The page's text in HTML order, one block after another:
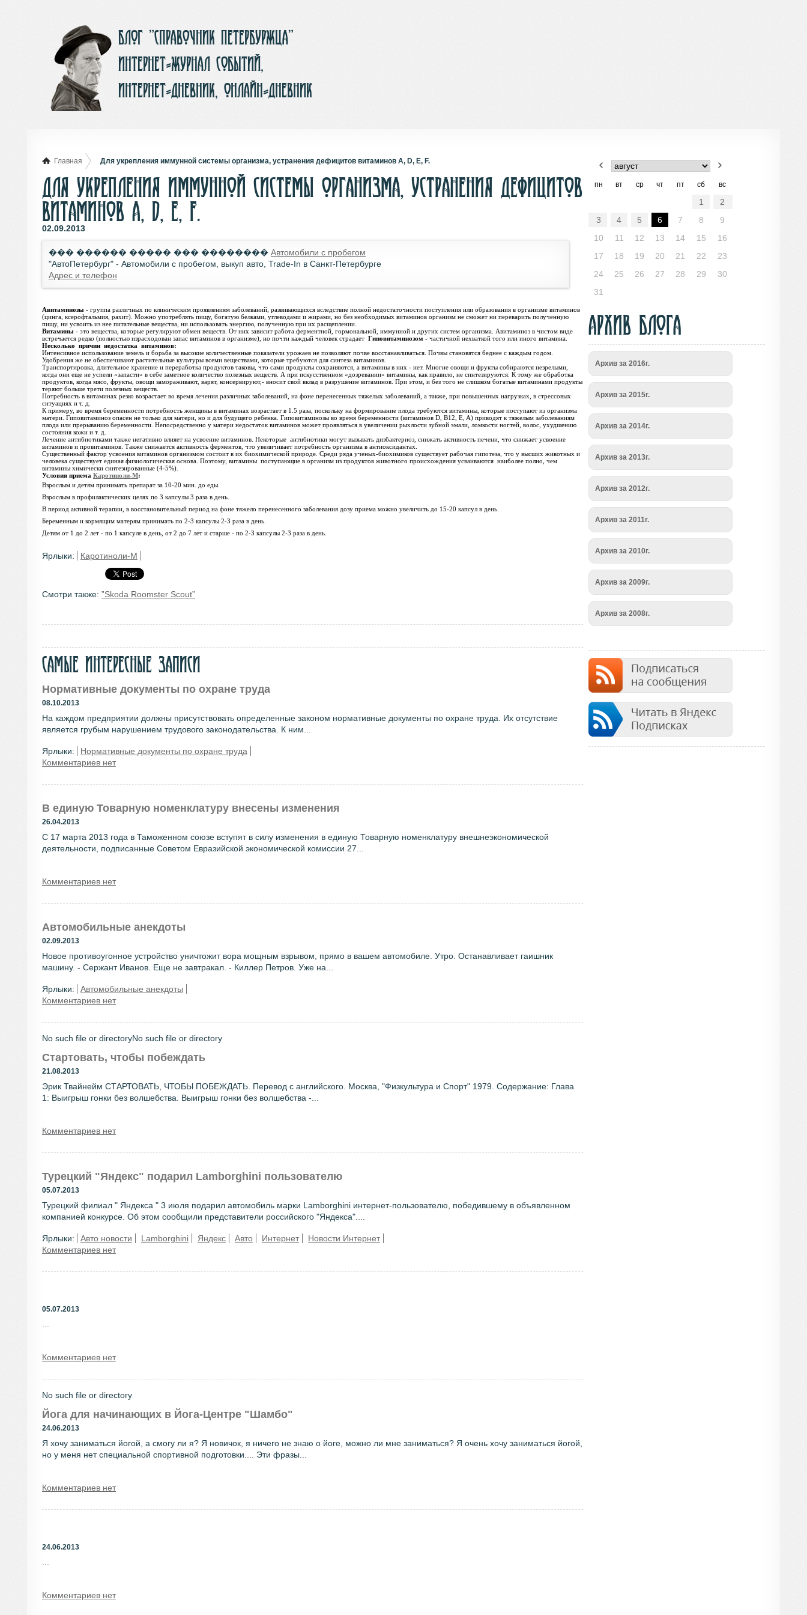
Блог ”Справочник Петербуржца”
интернет-журнал событий,
интернет-дневник, онлайн-дневник
Главная Для укрепления иммунной системы организма, устранения дефицитов витаминов A, D, E, F.
Для укрепления иммунной системы организма, устранения дефицитов
витаминов A, D, E, F.
02.09.2013
��� ������ ����� ��� �������� Автомобили с пробегом
"АвтоПетербург" - Автомобили с пробегом, выкуп авто, Trade-In в Санкт-Петербурге
Адрес и телефон
Авитаминозы - группа различных по клиническим проявлениям заболеваний, развивающихся вследствие полной недостаточности поступления или образования в организме витаминов
(цинга, ксерофтальмия, рахит). Можно употреблять пищу, богатую белками, углеводами и жирами, но без необходимых витаминов организм не сможет ни переварить полученную
пищу, ни усвоить из нее питательные вещества, ни использовать энергию, полученную при их расщеплении.
Витамины - это вещества, которые регулируют обмен веществ. От них зависит работа ферментной, гормональной, иммунной и других систем организма. Авитаминоз в чистом виде
встречается редко (полностью израсходован запас витаминов в организме), но почти каждый человек страдает Гиповитаминозом - частичной нехваткой того или иного витамина.
Несколько причин недостатка витаминов:
Интенсивное использование земель и борьба за высокие количественные показатели урожаев не позволяют почве восстанавливаться. Почвы становятся беднее с каждым годом.
Удобрения же не обеспечивают растительные культуры всеми веществами, которые требуются для синтеза витаминов.
Транспортировка, длительное хранение и переработка продуктов таковы, что сами продукты сохраняются, а витамины в них - нет. Многие овощи и фрукты собираются незрелыми,
когда они еще не успели «запасти» в себе заметное количество полезных веществ. А при искусственном «дозревании» витамины, как правило, не синтезируются. К тому же обработка
продуктов, когда мясо, фрукты, овощи замораживают, варят, консервируют,- вносит свой вклад в разрушение витаминов. При этом, и без того не слишком богатые витаминами продукты
теряют больше трети полезных веществ.
Потребность в витаминах резко возрастает во время лечения различных заболеваний, на фоне перенесенных тяжелых заболеваний, а также, при повышенных нагрузках, в стрессовых
ситуациях и т. д.
К примеру, во время беременности потребность женщины в витаминах возрастает в 1.5 раза, поскольку на формирование плода требуются витамины, которые поступают из организма
матери. Гиповитаминоз опасен не только для матери, но и для будущего ребенка. Гиповитаминозы во время беременности (витаминов D, B12, E, A) приводят к тяжелым заболеваниям
плода или прерыванию беременности. Непосредственно у матери недостаток витаминов может проявляться в увеличении рыхлости зубной эмали, ломкости ногтей, волос, ухудшению
состояния кожи и т. д.
Лечение антибиотиками также негативно влияет на усвоение витаминов. Некоторые антибиотики могут вызывать дизбактериоз, снижать активность печени, что снижает усвоение
витаминов и провитаминов. Также снижается активность ферментов, что увеличивает потребность организма в антиоксидантах.
Существенный фактор усвоения витаминов организмом состоит в их биохимической природе. Среди ряда ученых-биохимиков существует рабочая гипотеза, что у высших животных и
человека существует единая физиологическая основа. Поэтому, витамины поступающие в организм из продуктов животного происхождения усваиваются наиболее полно, чем
витамины химически синтезированные (4-5%).
Условия приема Каротиноли-М:
Взрослым и детям принимать препарат за 10-20 мин. до еды.
Взрослым в профилактических целях по 3 капсулы 3 раза в день.
В период активной терапии, в восстановительный период на фоне тяжело перенесенного заболевания дозу приема можно увеличить до 15-20 капсул в день.
Беременным и кормящим матерям принимать по 2-3 капсулы 2-3 раза в день.
Детям от 1 до 2 лет - по 1 капсуле в день, от 2 до 7 лет и старше - по 2-3 капсулы 2-3 раза в день.
Ярлыки: Каротиноли-М
Смотри также: ”Skoda Roomster Scout”
Самые интересные записи
Нормативные документы по охране труда
08.10.2013
На каждом предприятии должны присутствовать определенные законом нормативные документы по охране труда. Их отсутствие
является грубым нарушением трудового законодательства. К ним...
Ярлыки:
Нормативные документы по охране труда
Комментариев нет
В единую Товарную номенклатуру внесены изменения
26.04.2013
С 17 марта 2013 года в Таможенном союзе вступят в силу изменения в единую Товарную номенклатуру внешнеэкономической
деятельности, подписанные Советом Евразийской экономической комиссии 27...
Комментариев нет
Автомобильные анекдоты
02.09.2013
Новое противоугонное устройство уничтожит вора мощным взрывом, прямо в вашем автомобиле. Утро. Останавливает гаишник
машину. - Сержант Иванов. Еще не завтракал. - Киллер Петров. Уже на...
Ярлыки:
Автомобильные анекдоты
Комментариев нет
No such file or directoryNo such file or directory
Стартовать, чтобы побеждать
21.08.2013
Эрик Твайнейм СТАРТОВАТЬ, ЧТОБЫ ПОБЕЖДАТЬ. Перевод с английского. Москва, "Физкультура и Спорт" 1979. Содержание: Глава
1: Выигрыш гонки без волшебства. Выигрыш гонки без волшебства -...
Комментариев нет
Турецкий "Яндекс" подарил Lamborghini пользователю
05.07.2013
Турецкий филиал " Яндекса " 3 июля подарил автомобиль марки Lamborghini интернет-пользователю, победившему в объявленном
компанией конкурсе. Об этом сообщили представители российского "Яндекса"....
Ярлыки: Авто новости Lamborghini Яндекс Авто Интернет
Новости Интернет
Комментариев нет
05.07.2013
Комментариев нет
No such file or directory
Йога для начинающих в Йога-Центре "Шамбо"
24.06.2013
Я хочу заниматься йогой, а смогу ли я? Я новичок, я ничего не знаю о йоге, можно ли мне заниматься? Я очень хочу заниматься йогой,
но у меня нет специальной спортивной подготовки.... Эти фразы...
Комментариев нет
24.06.2013
Комментариев нет
пн вт ср чт пт сб вс
1
2
3
4 5 6 7 8
9
10
11 12 13 14 15
16
17
18 19 20 21 22
23
24
25 26 27 28 29
30
31
Архив блога
Архив за 2016г.
Архив за 2015г.
Архив за 2014г.
Архив за 2013г.
Архив за 2012г.
Архив за 2011г.
Архив за 2010г.
Архив за 2009г.
Архив за 2008г.